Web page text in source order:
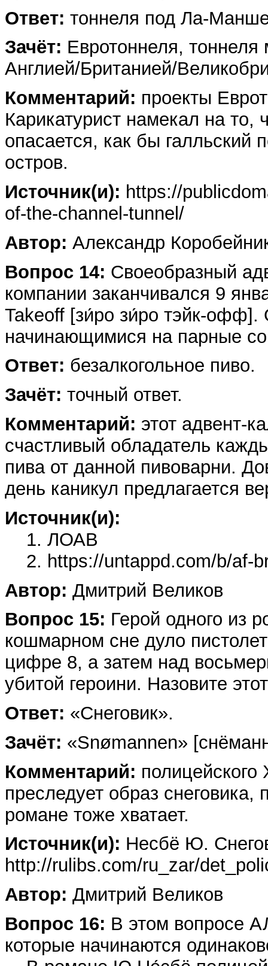
Ответ: тоннеля под Ла-
Зачёт: Евротоннеля,
Англией/Британией/
Комментарий: проекты
Карикатурист намекал на то,
опасается, как бы галльский
остров.
Источник(и): https://
of-the-channel-tunnel/
Автор: Александр
Вопрос 14: Своеобразный
компании заканчивался 9
Takeoff [зи́ро зи́ро тэйк-офф].
начинающимися на парные
Ответ: безалкогольное пиво.
Зачёт: точный ответ.
Комментарий: этот адвент-
счастливый обладатель
пива от данной пивоварни.
день каникул предлагается
Источник(и):
1. ЛОАВ
2. https://untappd.com/b/af-
Автор: Дмитрий Великов
Вопрос 15: Герой одного из
кошмарном сне дуло
цифре 8, а затем над
убитой героини. Назовите
Ответ: «Снеговик».
Зачёт: «Snømannen»
Комментарий:
преследует образ снеговика,
романе тоже хватает.
Источник(и): Несбё Ю.
http://rulibs.com/ru_zar/
Автор: Дмитрий Великов
Вопрос 16: В этом вопросе
которые начинаются